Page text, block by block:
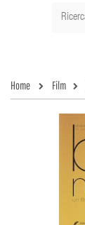
Home Film